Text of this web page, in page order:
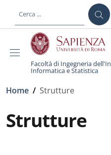
al contenuto principale
Facoltà di Ingegneria
Informatica e Statistica
Briciole di pane
Home / Strutture
Strutture